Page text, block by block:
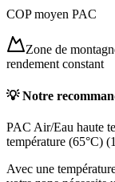
COP moyen PAC
Zone de
rendement constant
💡 Notre
PAC Air/Eau haute
température (65°C) (
Avec une